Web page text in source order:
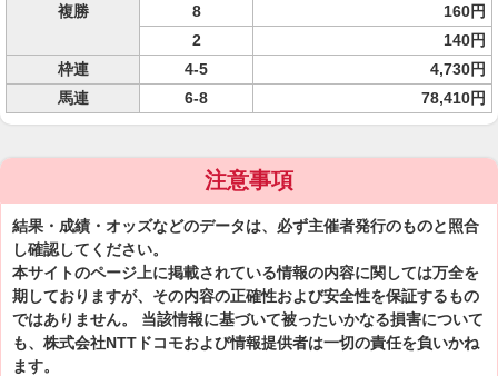
複勝
8
160円
2
140円
枠連
4-5
4,730円
馬連
6-8 78,410円
注意事項
結果・成績・オッズなどのデータは、必ず主催者発行のものと照合
し確認してください。
本サイトのページ上に掲載されている情報の内容に関しては万全を
期しておりますが、その内容の正確性および安全性を保証するもの
ではありません。 当該情報に基づいて被ったいかなる損害について
も、株式会社NTTドコモおよび情報提供者は一切の責任を負いかね
ます。